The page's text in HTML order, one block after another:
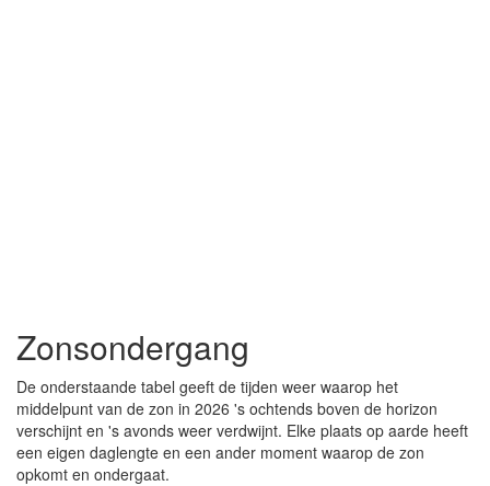
Zonsondergang
De onderstaande tabel geeft de tijden weer waarop het
middelpunt van de zon in 2026 's ochtends boven de horizon
verschijnt en 's avonds weer verdwijnt. Elke plaats op aarde heeft
een eigen daglengte en een ander moment waarop de zon
opkomt en ondergaat.